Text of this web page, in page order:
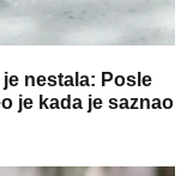
nestala: Posle
je kada je saznao